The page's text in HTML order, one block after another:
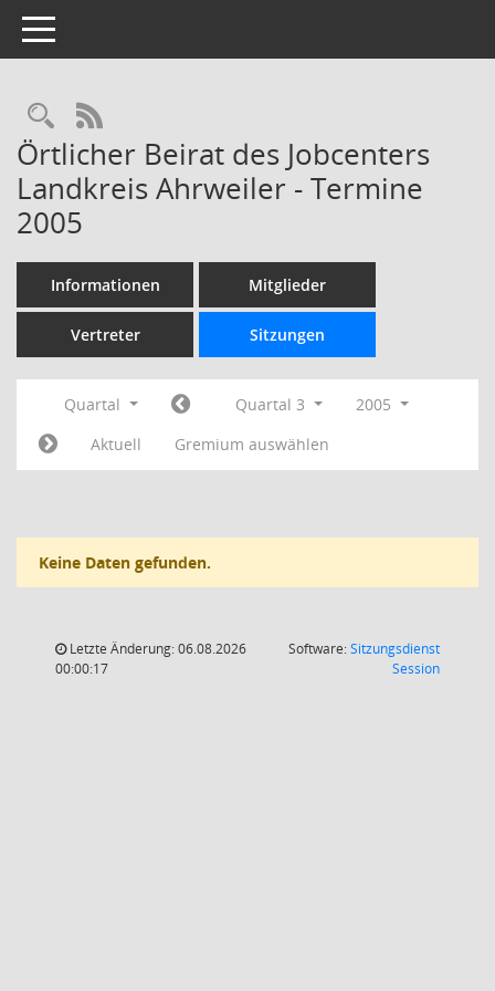
Toggle navigation
Rechercheauswahl
RSS-Feed
Örtlicher Beirat des Jobcenters
Landkreis Ahrweiler - Termine
2005
Informationen Mitglieder
Vertreter Sitzungen
Quartal Quartal 3
2005
Aktuell
Gremium auswählen
Keine Daten gefunden.
Letzte Änderung: 06.08.2026
00:00:17
Software:Sitzungsdienst
Session(Wird in